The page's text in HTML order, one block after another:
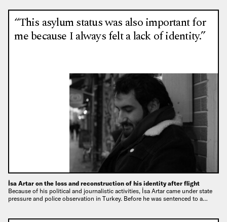
“This asylum status was also important for
me because I always felt a lack of identity.”
İsa Artar on the loss and reconstruction of his identity after flight
Because of his political and journalistic activities, İsa Artar came under state
pressure and police observation in Turkey. Before he was sentenced to a…